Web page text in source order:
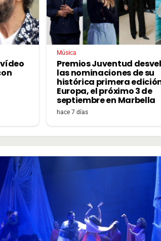
Música
Premios Juventud
las nominaciones de su
histórica primera
Europa, el próximo 3 de
septiembre en Marbella
hace 7 días